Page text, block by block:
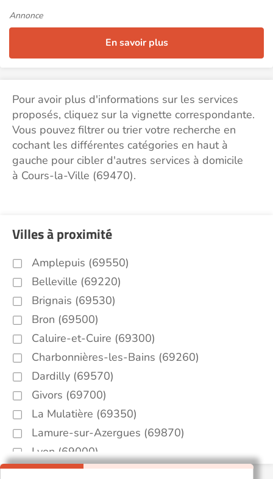
Annonce
En savoir plus
Pour avoir plus d'informations sur les services
proposés, cliquez sur la vignette correspondante.
Vous pouvez filtrer ou trier votre recherche en
cochant les différentes catégories en haut à
gauche pour cibler d'autres services à domicile
à Cours-la-Ville (69470).
Villes à proximité
Amplepuis (69550)
Belleville (69220)
Brignais (69530)
Bron (69500)
Caluire-et-Cuire (69300)
Charbonnières-les-Bains (69260)
Dardilly (69570)
Givors (69700)
La Mulatière (69350)
Lamure-sur-Azergues (69870)
Lyon (69000)
Lyon 3eme (69003)